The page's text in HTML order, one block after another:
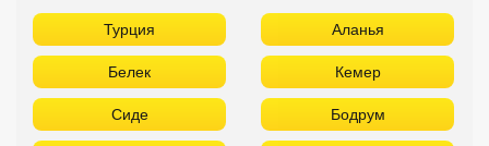
Турция Аланья
Белек Кемер
Сиде Бодрум